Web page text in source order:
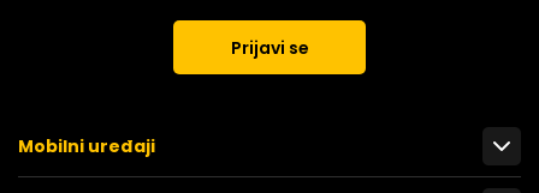
Prijavi se
Mobilni uređaji